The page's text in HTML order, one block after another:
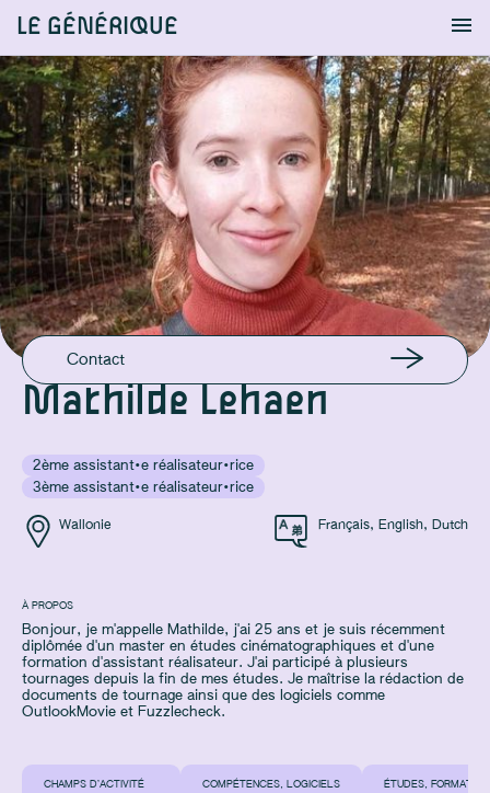
LE GÉNÉRIQUE
Info S'identifier Chercher
Wallonie Français, English, Dutch
Mathilde Lehaen
2ème assistant·e réalisateur·rice
3ème assistant·e réalisateur·rice
À PROPOS
Bonjour, je m'appelle Mathilde, j'ai 25 ans et je suis récemment
diplômée d'un master en études cinématographiques et d'une
formation d'assistant réalisateur. J'ai participé à plusieurs
tournages depuis la fin de mes études. Je maîtrise la rédaction de
documents de tournage ainsi que des logiciels comme
OutlookMovie et Fuzzlecheck.
EMAIL
mathilde.lehaen@gmail.com
Contact
CHAMPS D’ACTIVITÉ COMPÉTENCES, LOGICIELS ÉTUDES,